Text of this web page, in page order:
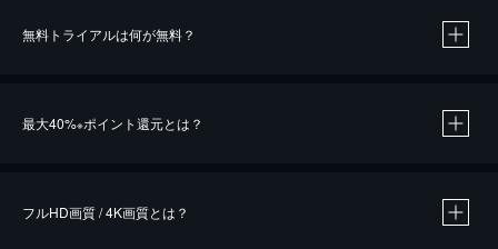
無料トライアルは何が無料？
最大40%※ポイント還元とは？
フルHD画質 / 4K画質とは？